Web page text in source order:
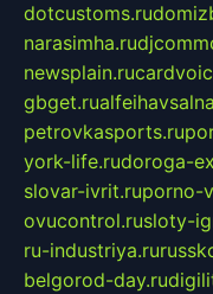
dotcustoms.ru
narasimha.ru
newsplain.ru
gbget.ru
petrovkasports.ru
york-life.rudoroga-
slovar-ivrit.ruporno-
ovucontrol.rusloty-
ru-industriya.ru
belgorod-day.ru